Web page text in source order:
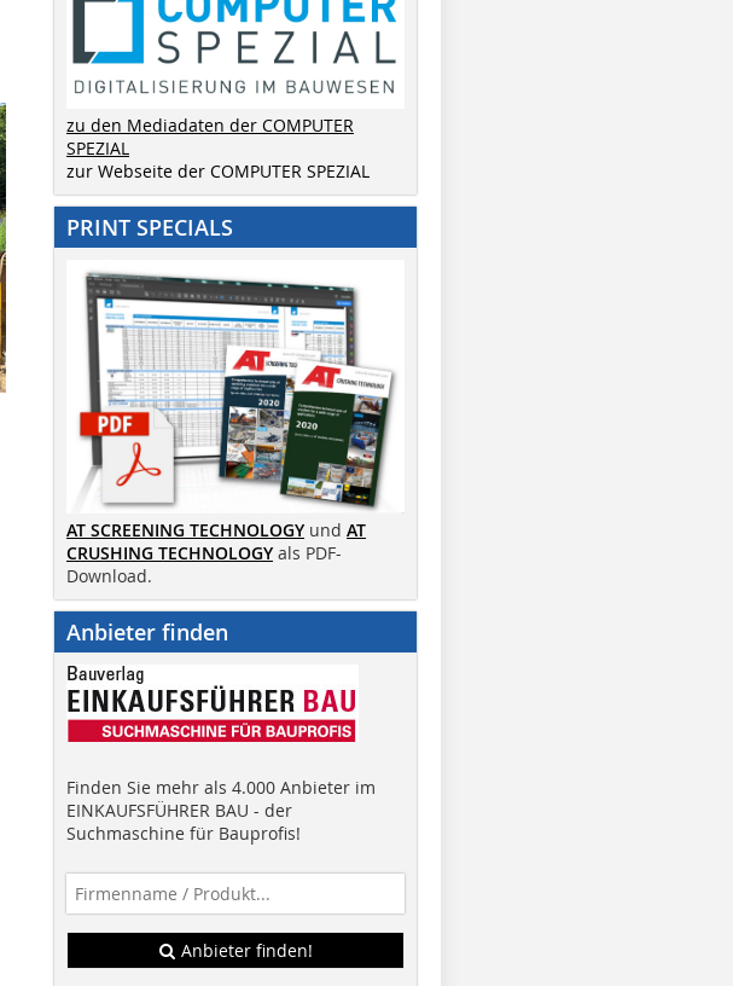
zu den Mediadaten der COMPUTER
SPEZIAL
zur Webseite der COMPUTER SPEZIAL
PRINT SPECIALS
AT SCREENING TECHNOLOGY und AT
CRUSHING TECHNOLOGY als PDF-
Download.
Anbieter finden
Finden Sie mehr als 4.000 Anbieter im
EINKAUFSFÜHRER BAU - der
Suchmaschine für Bauprofis!
Anbieter finden!